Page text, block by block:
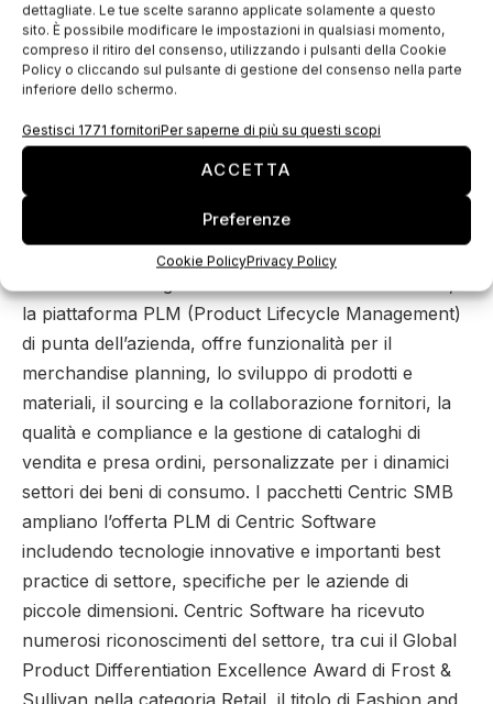
dettagliate. Le tue scelte saranno applicate solamente a questo
sito. È possibile modificare le impostazioni in qualsiasi momento,
compreso il ritiro del consenso, utilizzando i pulsanti della Cookie
Policy o cliccando sul pulsante di gestione del consenso nella parte
inferiore dello schermo.
Gestisci 1771 fornitoriPer saperne di più su questi scopi
ACCETTA
Preferenze
Cookie PolicyPrivacy Policy
digitale per le aziende più prestigiose che operano nei
settori della moda, retail, calzature, articoli per
esterni, beni di lusso e di largo consumo. Centric
visual boards completamente digitali, concepite per
dispositivi touchscreen come iPad, iPhone e per
schermi TV touch-screen di grandi dimensioni.
Centric VIP trasforma il processo decisionale e ne
automatizza l’esecuzione per ridurre notevolmente il
la piattaforma PLM (Product Lifecycle Management)
di punta dell’azienda, offre funzionalità per il
merchandise planning, lo sviluppo di prodotti e
materiali, il sourcing e la collaborazione fornitori, la
qualità e compliance e la gestione di cataloghi di
vendita e presa ordini, personalizzate per i dinamici
settori dei beni di consumo. I pacchetti Centric SMB
ampliano l’offerta PLM di Centric Software
includendo tecnologie innovative e importanti best
practice di settore, specifiche per le aziende di
piccole dimensioni. Centric Software ha ricevuto
numerosi riconoscimenti del settore, tra cui il Global
Product Differentiation Excellence Award di Frost &
Sullivan nella categoria Retail, il titolo di Fashion and